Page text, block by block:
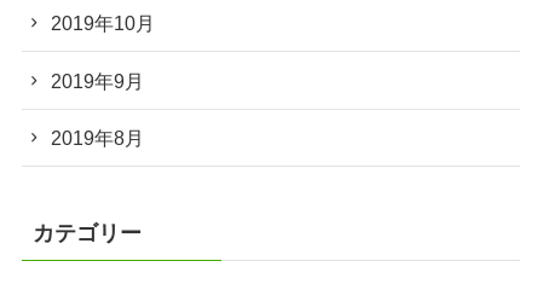
2019年10月
2019年9月
2019年8月
カテゴリー